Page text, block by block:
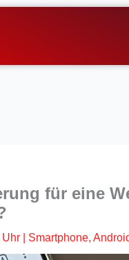
für eine
Uhr Smartphone,